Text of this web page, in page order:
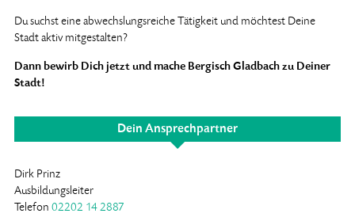
Du suchst eine abwechslungsreiche Tätigkeit und möchtest Deine
Stadt aktiv mitgestalten?
Dann bewirb Dich jetzt und mache Bergisch Gladbach zu Deiner
Stadt!
Dein Ansprechpartner
Dirk Prinz
Ausbildungsleiter
Telefon 02202 14 2887